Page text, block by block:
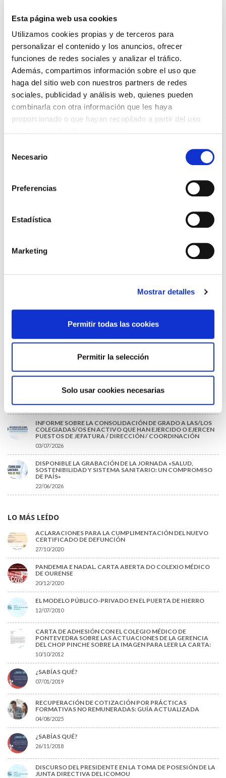
Esta página web usa cookies
Utilizamos cookies propias y de terceros para
personalizar el contenido y los anuncios, ofrecer
funciones de redes sociales y analizar el tráfico.
Además, compartimos información sobre el uso que
haga del sitio web con nuestros partners de redes
sociales, publicidad y análisis web, quienes pueden
combinarla con otra información que les haya
proporcionado o que hayan recopilado a partir del uso
Necesario
Preferencias
Estadística
Marketing
Mostrar detalles
Permitir todas las cookies
Permitir la selección
Solo usar cookies necesarias
He leido y acepto la Política de privacidad*
DESTACADAS
LA ALIANZA MÉDICA POR LA SALUD PLANETARIA SE ADHIERE
AL PACTO DE ESTADO FRENTE A LA EMERGENCIA CLIMÁTICA
PREMIOS DE LA REAL ACADEMIA DE MEDICINA DE GALICIA
CARTA DEL PRESIDENTE DE MUTUAL MÉDICA SOBRE LA
28/07/2026
DE CASOS CLÍNICOS PARA MÉDICOS INTERNOS RESIDENTES
TRÁFICO SUPRIME LAS EXENCIONES MÉDICAS PARA EL USO
EL AUMENTO DE PRIMAS A MUFACE NO MEJORA LAS
MUTUALISTAS
URGENTES ANTE LA SITUACIÓN CRÍTICA DEL SERVICIO DE
URGENCIAS DEL CHUO
09/07/2026
INFORME SOBRE LA CONSOLIDACIÓN DE GRADO A LAS/LOS
COLEGIADAS/OS EN ACTIVO QUE HAN EJERCIDO O EJERCEN
PUESTOS DE JEFATURA / DIRECCIÓN / COORDINACIÓN
03/07/2026
DISPONIBLE LA GRABACIÓN DE LA JORNADA «SALUD,
SOSTENIBILIDAD Y SISTEMA SANITARIO: UN COMPROMISO
DE PAÍS»
22/06/2026
LO MÁS LEÍDO
ACLARACIONES PARA LA CUMPLIMENTACIÓN DEL NUEVO
CERTIFICADO DE DEFUNCIÓN
27/10/2020
PANDEMIA E NADAL. CARTA ABERTA DO COLEXIO MÉDICO
DE OURENSE
20/12/2020
EL MODELO PÚBLICO-PRIVADO EN EL PUERTA DE HIERRO
12/07/2010
CARTA DE ADHESIÓN CON EL COLEGIO MÉDICO DE
PONTEVEDRA SOBRE LAS ACTUACIONES DE LA GERENCIA
DEL CHOP PINCHE SOBRE LA IMAGEN PARA LEER LA CARTA:
10/10/2012
¿SABÍAS QUÉ?
07/01/2019
RECUPERACIÓN DE COTIZACIÓN POR PRÁCTICAS
FORMATIVAS NO REMUNERADAS: GUÍA ACTUALIZADA
04/08/2025
¿SABÍAS QUÉ?
26/11/2018
DISCURSO DEL PRESIDENTE EN LA TOMA DE POSESIÓN DE LA
JUNTA DIRECTIVA DEL ICOMOU